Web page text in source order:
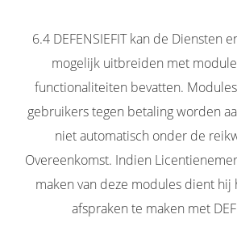
6.4 DEFENSIEFIT kan de Diensten
mogelijk uitbreiden met
functionaliteiten bevatten.
gebruikers tegen betaling worden
niet automatisch onder de
Overeenkomst. Indien
maken van deze modules dient hij
afspraken te maken met